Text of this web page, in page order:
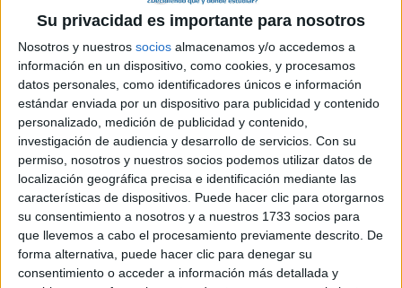
Su privacidad es importante para nosotros
Nosotros y nuestros socios almacenamos y/o accedemos a
información en un dispositivo, como cookies, y procesamos
datos personales, como identificadores únicos e información
estándar enviada por un dispositivo para publicidad y contenido
personalizado, medición de publicidad y contenido,
investigación de audiencia y desarrollo de servicios. Con su
permiso, nosotros y nuestros socios podemos utilizar datos de
localización geográfica precisa e identificación mediante las
características de dispositivos. Puede hacer clic para otorgarnos
su consentimiento a nosotros y a nuestros 1733 socios para
que llevemos a cabo el procesamiento previamente descrito. De
forma alternativa, puede hacer clic para denegar su
consentimiento o acceder a información más detallada y
dirección de correo electrónico.
Contraseña:*
Introduce la contraseña que acompaña a tu nombre de usuario
Quiénes somos|Contactar |Anúnciate
Aviso legal|Politica de privacidad|Condiciones generales